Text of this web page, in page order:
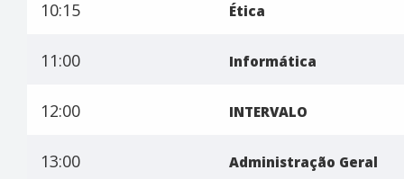
10:15 Ética
11:00 Informática
12:00 INTERVALO
13:00 Administração Geral